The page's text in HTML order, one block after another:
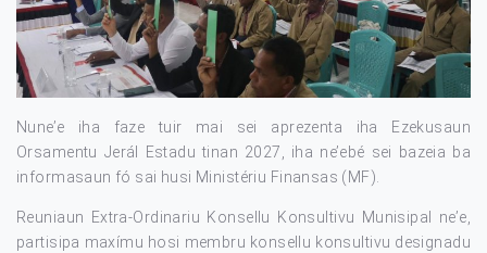
Nune’e iha faze tuir mai sei aprezenta iha Ezekusaun
Orsamentu Jerál Estadu tinan 2027, iha ne’ebé sei bazeia ba
informasaun fó sai husi Ministériu Finansas (MF).
Reuniaun Extra-Ordinariu Konsellu Konsultivu Munisipal ne’e,
partisipa maxímu hosi membru konsellu konsultivu designadu